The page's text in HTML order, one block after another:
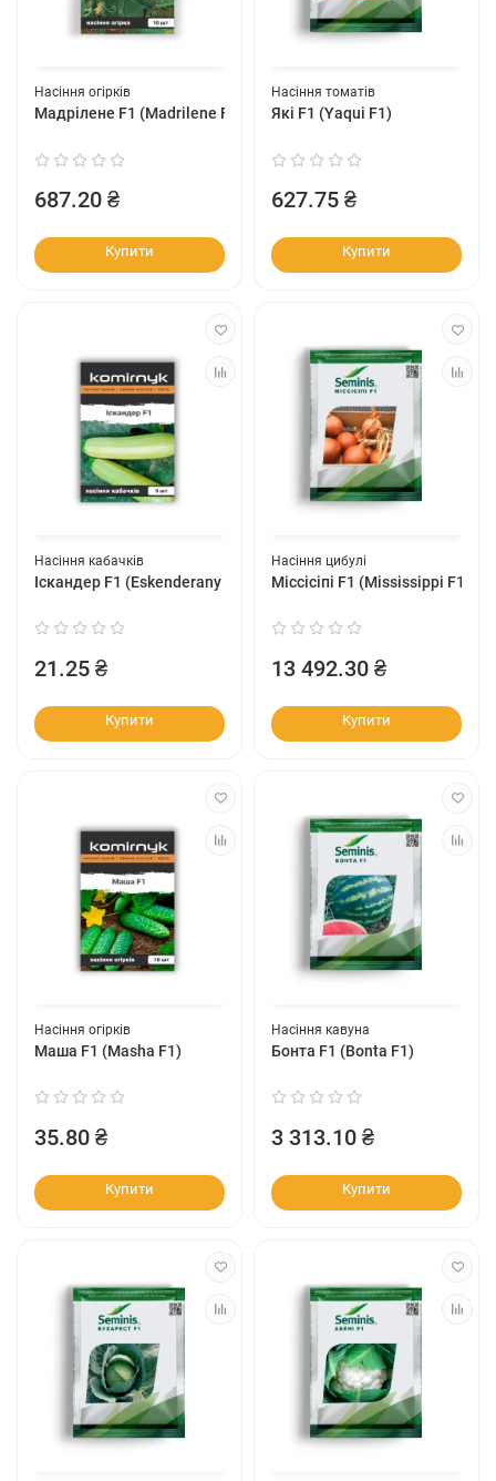
Насіння огірків
Мадрілене F1 (Madrilene F1)
687.20 ₴
Купити
Насіння томатів
Які F1 (Yaqui F1)
627.75 ₴
Купити
Насіння кабачків
Іскандер F1 (Eskenderany F1)
21.25 ₴
Купити
Насіння цибулі
Міссісіпі F1 (Mississippi F1)
13 492.30 ₴
Купити
Насіння огірків
Маша F1 (Masha F1)
35.80 ₴
Купити
Насіння кавуна
Бонта F1 (Bonta F1)
3 313.10 ₴
Купити